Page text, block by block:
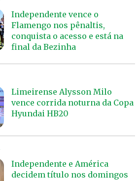
Independente vence o
Flamengo nos pênaltis,
conquista o acesso e está na
final da Bezinha
Limeirense Alysson Milo
vence corrida noturna da Copa
Hyundai HB20
Independente e América
decidem título nos domingos